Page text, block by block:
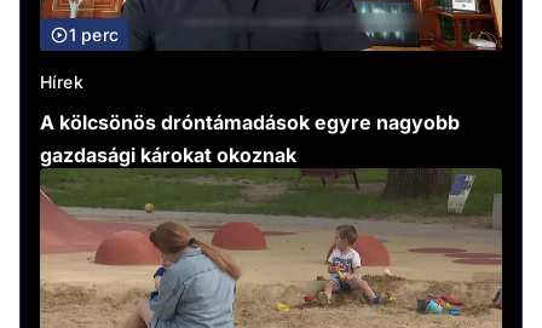
1 perc
Hírek
A kölcsönös dróntámadások egyre nagyobb
gazdasági károkat okoznak